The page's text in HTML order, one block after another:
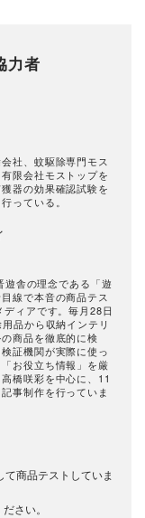
力者
社、蚊駆除専門モス
限会社モストップを
器の効果確認試験を
っている。
遊舎の理念である「遊
線で本音の商品テス
ディアです。毎月28日
品から収納インテリ
商品を徹底的に検
証機関が実際に使っ
お役立ち情報」を厳
橋咲彩を中心に、11
事制作を行っていま
商品テストしていま
さい。